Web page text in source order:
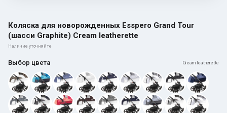
Коляска для новорожденных Esspero Grand Tour
(шасси Graphite) Cream leatherette
Наличие уточняйте
Выбор цвета Cream leatherette